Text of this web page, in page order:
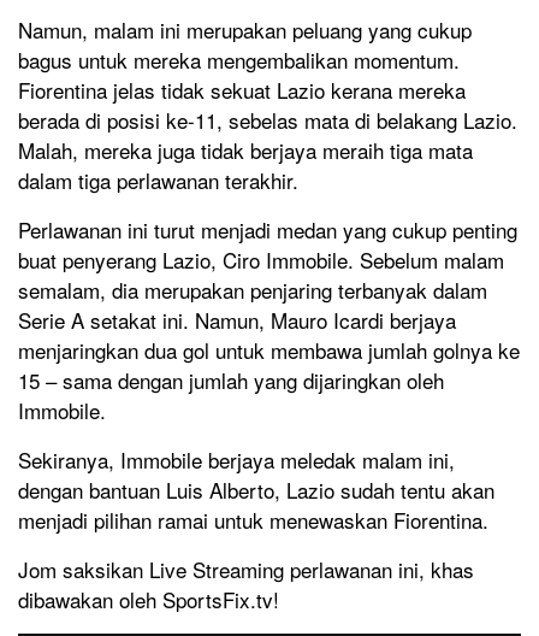
Namun, malam ini merupakan peluang yang cukup
bagus untuk mereka mengembalikan momentum.
Fiorentina jelas tidak sekuat Lazio kerana mereka
berada di posisi ke-11, sebelas mata di belakang Lazio.
Malah, mereka juga tidak berjaya meraih tiga mata
dalam tiga perlawanan terakhir.
Perlawanan ini turut menjadi medan yang cukup penting
buat penyerang Lazio, Ciro Immobile. Sebelum malam
semalam, dia merupakan penjaring terbanyak dalam
Serie A setakat ini. Namun, Mauro Icardi berjaya
menjaringkan dua gol untuk membawa jumlah golnya ke
15 – sama dengan jumlah yang dijaringkan oleh
Immobile.
Sekiranya, Immobile berjaya meledak malam ini,
dengan bantuan Luis Alberto, Lazio sudah tentu akan
menjadi pilihan ramai untuk menewaskan Fiorentina.
Jom saksikan Live Streaming perlawanan ini, khas
dibawakan oleh SportsFix.tv!